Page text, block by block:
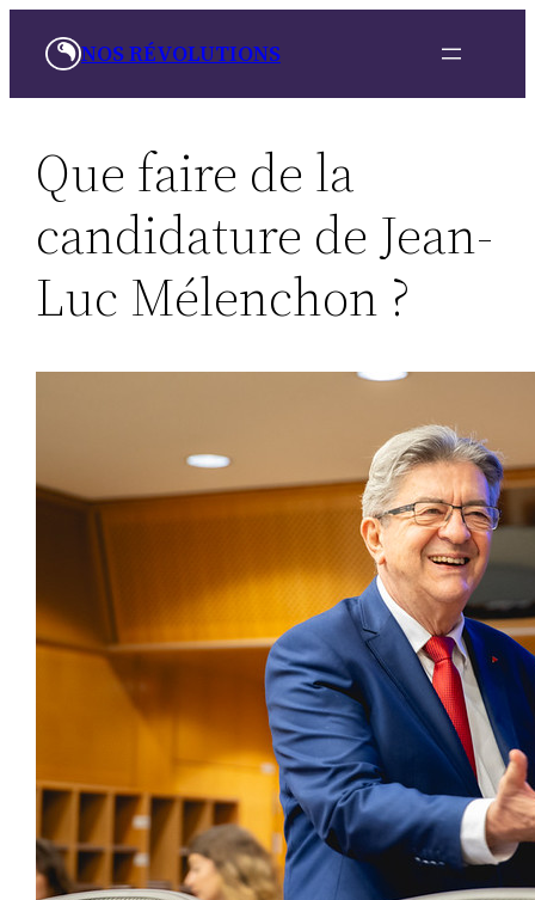
NOS RÉVOLUTIONS
Que faire de la
candidature de Jean-
Luc Mélenchon ?